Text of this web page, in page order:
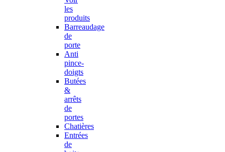
les
produits
Barreaudage
de
porte
Anti
pince-
doigts
Butées
&
arrêts
de
portes
Chatières
Entrées
de